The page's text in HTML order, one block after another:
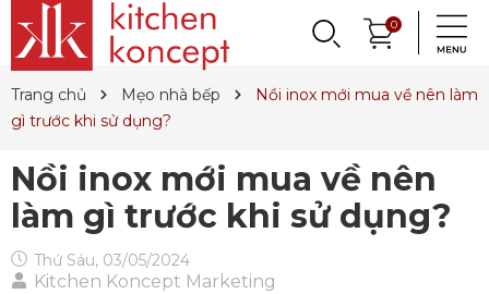
0
SALE TIN TỨC
QUAY LẠI NỒI, CHẢO
Nồi
Nồi Áp Suất
Xửng Hấp
QUAY LẠI DAO, KÉO
Dao
Dao Nhật
Phụ Kiện Dao
QUAY LẠI
PHỤ KIỆN & TRANG
TRÍ BÀN ĂN
Tô, Chén, Dĩa
Trang Trí Bàn Ăn
Hũ Đựng Gia Vị
Ấm Trà
QUAY LẠI PHỤ KIỆN BẾP
Dụng Cụ Nhà Bếp
Lót Nồi & Tay Cầm
Dụng Cụ Làm Kem
Máy Ép Đa Năng
QUAY LẠI
DỤNG CỤ LÀM BÁNH
& MÌ Ý
Dụng Cụ Làm Pasta
Khay Nướng Bánh
QUAY LẠI
LY, BÌNH NƯỚC,
DECANTER
Ly Pha Lê
Ly Thủy Tinh
Bình Nước
Decanter
QUAY LẠI PHỤ KIỆN RƯỢU
Đầu Rót
Bình Giữ Mát
Thiết Bị Sục Oxy
Hút Chân Không
QUAY LẠI DANH MỤC KHÁC
Sản Phẩm Cho Bé
Tinh Dầu
Dung Dịch Sát Khuẩn
Vệ Sinh Nhà Cửa
Trang chủ Mẹo nhà bếp
Nồi inox mới mua về nên làm
gì trước khi sử dụng?
Nồi inox mới mua về nên
làm gì trước khi sử dụng?
Thứ Sáu, 03/05/2024
Kitchen Koncept Marketing